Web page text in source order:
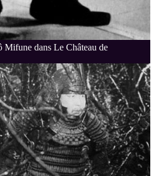
Mifune dans Le Château de